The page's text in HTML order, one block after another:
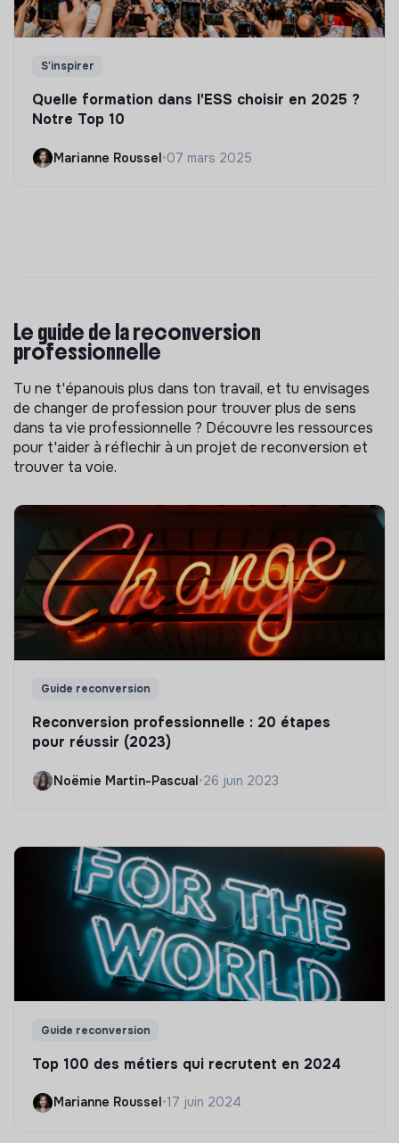
S'inspirer
Quelle formation dans l'ESS choisir en 2025 ?
Notre Top 10
Marianne Roussel•07 mars 2025
Le guide de la reconversion
professionnelle
Tu ne t'épanouis plus dans ton travail, et tu envisages
de changer de profession pour trouver plus de sens
dans ta vie professionnelle ? Découvre les ressources
pour t'aider à réflechir à un projet de reconversion et
trouver ta voie.
Guide reconversion
Reconversion professionnelle : 20 étapes
pour réussir (2023)
Noëmie Martin-Pascual•26 juin 2023
Guide reconversion
Top 100 des métiers qui recrutent en 2024
Marianne Roussel •17 juin 2024